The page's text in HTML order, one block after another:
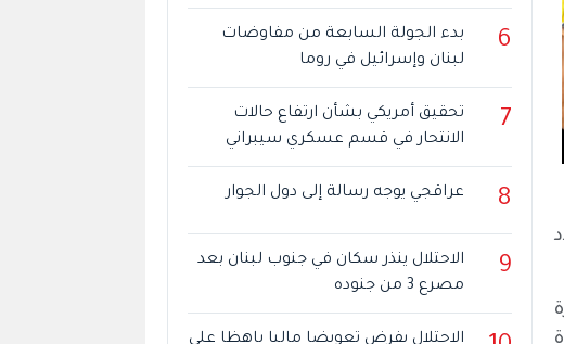
6
بدء الجولة السابعة من مفاوضات
لبنان وإسرائيل في روما
7
تحقيق أمريكي بشأن ارتفاع حالات
الانتحار في قسم عسكري سيبراني
8 عراقجي يوجه رسالة إلى دول الجوار
9
الاحتلال ينذر سكان في جنوب لبنان بعد
مصرع 3 من جنوده
الاحتلال يفرض تعويضا ماليا باهظا على